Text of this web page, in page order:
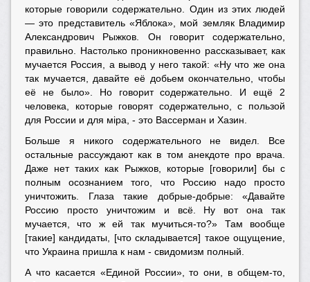
которые говорили содержательно. Один из этих людей
— это представитель «Яблока», мой земляк Владимир
Александрович Рыжков. Он говорит содержательно,
правильно. Настолько проникновенно рассказывает, как
мучается Россия, а вывод у него такой: «Ну что же она
так мучается, давайте её добьем окончательно, чтобы
её не было». Но говорит содержательно. И ещё 2
человека, которые говорят содержательно, с пользой
для России и для мiра, - это Вассерман и Хазин.
Больше я никого содержательного не видел. Все
остальные рассуждают как в том анекдоте про врача.
Даже нет таких как Рыжков, которые [говорили] бы с
полным осознанием того, что Россию надо просто
уничтожить. Глаза такие добрые-добрые: «Давайте
Россию просто уничтожим и всё. Ну вот она так
мучается, что ж ей так мучиться-то?» Там вообще
[такие] кандидаты, [что складывается] такое ощущение,
что Украина пришла к нам - свидомизм полный.
А что касается «Единой России», то они, в общем-то,